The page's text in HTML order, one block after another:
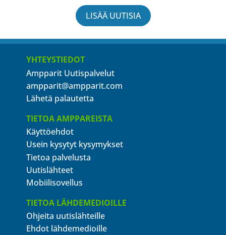
LISÄÄ UUTISIA
YHTEYSTIEDOT
Ampparit Uutispalvelut
ampparit@ampparit.com
Lähetä palautetta
TIETOA AMPPAREISTA
Käyttöehdot
Usein kysytyt kysymykset
Tietoa palvelusta
Uutislähteet
Mobiilisovellus
TIETOA LÄHDEMEDIOILLE
Ohjeita uutislähteille
Ehdot lähdemedioille